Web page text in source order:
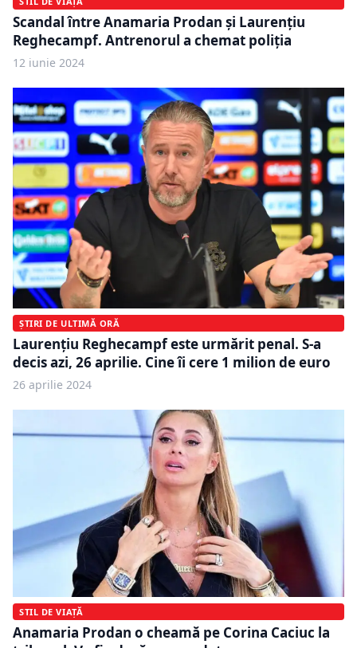
Scandal între Anamaria Prodan și Laurențiu
Reghecampf. Antrenorul a chemat poliția
12 iunie 2024
ȘTIRI DE ULTIMĂ ORĂ
Laurențiu Reghecampf este urmărit penal. S-a
decis azi, 26 aprilie. Cine îi cere 1 milion de euro
26 aprilie 2024
STIL DE VIAȚĂ
Anamaria Prodan o cheamă pe Corina Caciuc la